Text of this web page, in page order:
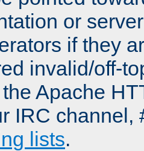
or
if they
invalid/off-
Apache
IRC channel,
lists.